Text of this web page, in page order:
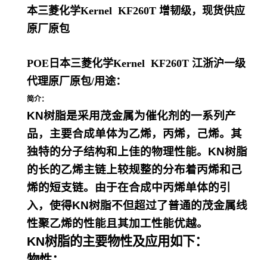
本三菱化学Kernel KF260T 增韧级，现货供应
原厂原包
POE日本三菱化学Kernel KF260T 江浙沪一级
代理原厂原包/用途：
简介：
KN树脂是采用茂金属为催化剂的一系列产
品，主要合成单体为乙烯，丙烯，己烯。其
独特的分子结构和上佳的物理性能。KN树脂
的长的乙烯主链上较规整的分布着丙烯和己
烯的短支链。由于在合成中丙烯单体的引
入，使得KN树脂不但超过了普通的茂金属线
性聚乙烯的性能且其加工性能优越。
KN树脂的主要物性及应用如下：